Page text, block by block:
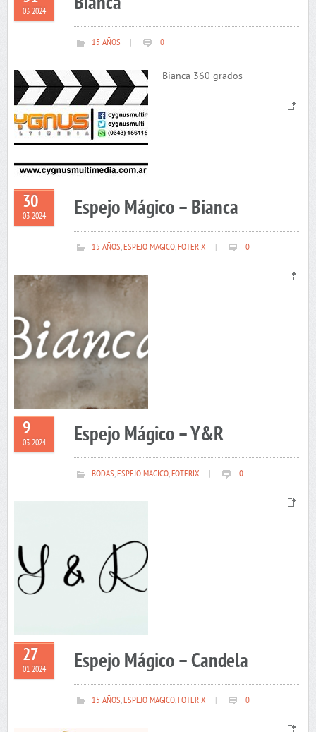
03 2024
15 AÑOS 0
Bianca 360 grados
30
03 2024 Espejo Mágico – Bianca
15 AÑOS,ESPEJO MAGICO,FOTERIX 0
9
03 2024 Espejo Mágico – Y&R
BODAS,ESPEJO MAGICO,FOTERIX 0
27
01 2024 Espejo Mágico – Candela
15 AÑOS,ESPEJO MAGICO,FOTERIX 0